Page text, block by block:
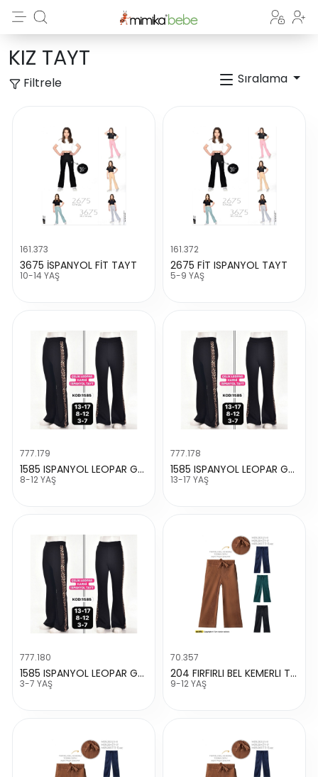
KIZ TAYT
Filtrele Sıralama
161.373
3675 İSPANYOL FİT TAYT
10-14 YAŞ
161.372
2675 FİT ISPANYOL TAYT
5-9 YAŞ
777.179
1585 ISPANYOL LEOPAR GARNİLİ TAYT
8-12 YAŞ
777.178
1585 ISPANYOL LEOPAR GARNİLİ TAYT
13-17 YAŞ
777.180
1585 ISPANYOL LEOPAR GARNİLİ TAYT
3-7 YAŞ
70.357
204 FIRFIRLI BEL KEMERLI TORBA CEP ŞALVAR
9-12 YAŞ